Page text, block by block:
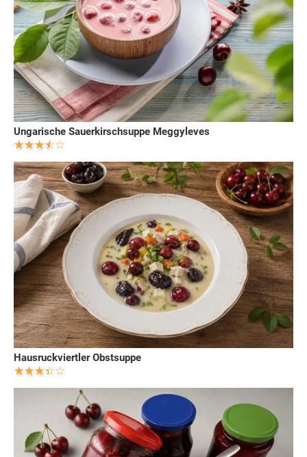
Ungarische Sauerkirschsuppe Meggyleves
Hausruckviertler Obstsuppe